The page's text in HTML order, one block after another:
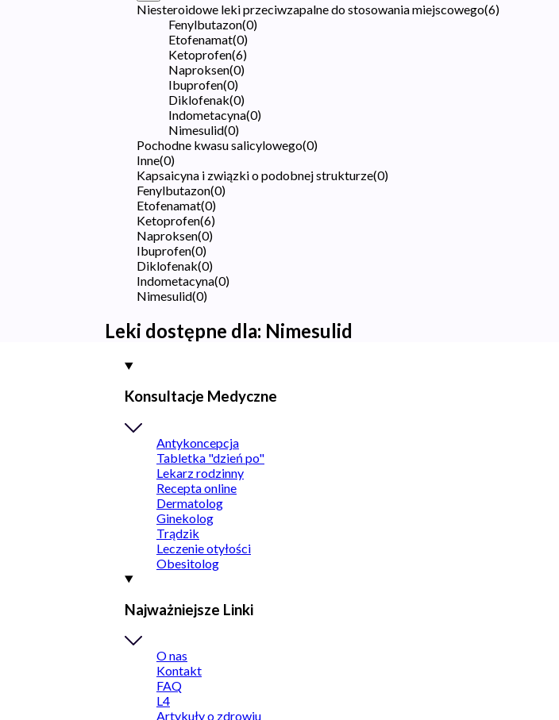
Niesteroidowe leki przeciwzapalne do stosowania miejscowego(6)
Fenylbutazon(0)
Etofenamat(0)
Ketoprofen(6)
Naproksen(0)
Ibuprofen(0)
Diklofenak(0)
Indometacyna(0)
Nimesulid(0)
Pochodne kwasu salicylowego(0)
Inne(0)
Kapsaicyna i związki o podobnej strukturze(0)
Fenylbutazon(0)
Etofenamat(0)
Ketoprofen(6)
Naproksen(0)
Ibuprofen(0)
Diklofenak(0)
Indometacyna(0)
Nimesulid(0)
Leki dostępne dla: Nimesulid
Konsultacje Medyczne
Antykoncepcja
Tabletka "dzień po"
Lekarz rodzinny
Recepta online
Dermatolog
Ginekolog
Trądzik
Leczenie otyłości
Obesitolog
Najważniejsze Linki
O nas
Kontakt
FAQ
L4
Artykuły o zdrowiu